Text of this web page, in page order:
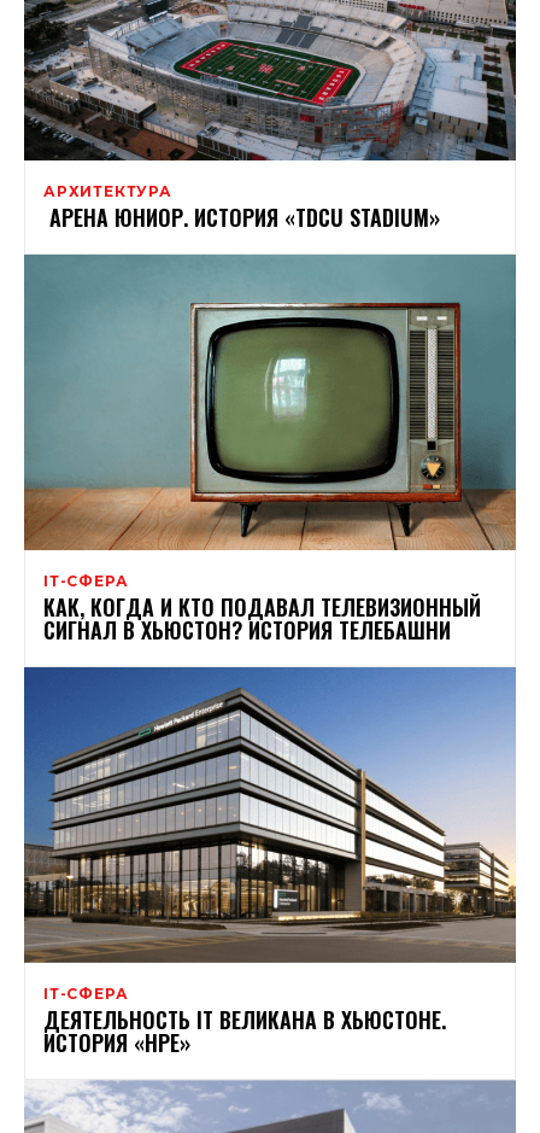
АРХИТЕКТУРА
АРЕНА ЮНИОР. ИСТОРИЯ «TDCU STADIUM»
ІТ-СФЕРА
КАК, КОГДА И КТО ПОДАВАЛ ТЕЛЕВИЗИОННЫЙ
СИГНАЛ В ХЬЮСТОН? ИСТОРИЯ ТЕЛЕБАШНИ
ІТ-СФЕРА
ДЕЯТЕЛЬНОСТЬ IT ВЕЛИКАНА В ХЬЮСТОНЕ.
ИСТОРИЯ «HPE»